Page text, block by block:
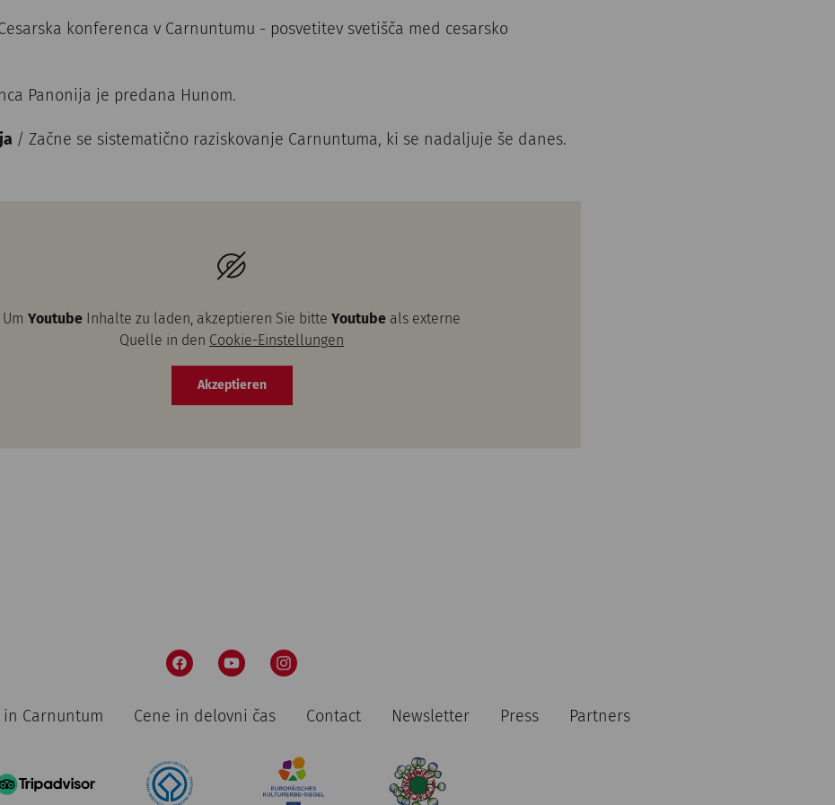
konferenca v Carnuntumu - posvetitev svetišča med cesarsko
Panonija je predana Hunom.
/ Začne se sistematično raziskovanje Carnuntuma, ki se nadaljuje še danes.
Um Youtube Inhalte zu laden, akzeptieren Sie bitte Youtube als externe
Quelle in den Cookie-Einstellungen
Akzeptieren
in Carnuntum Cene in delovni čas Contact Newsletter Press Partners